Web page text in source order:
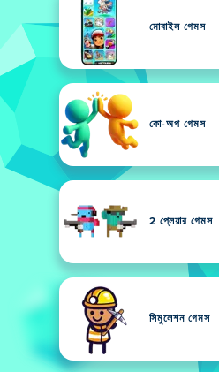
মোবাইল গেমস
কো-অপ গেমস
2 প্লেয়ার গেমস
সিমুলেশন গেমস